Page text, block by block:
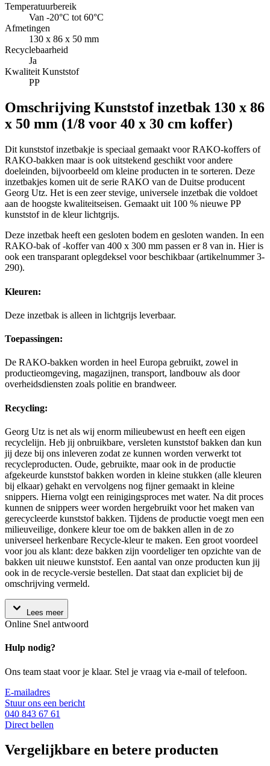
Temperatuurbereik
Van -20°C tot 60°C
Afmetingen
130 x 86 x 50 mm
Recyclebaarheid
Ja
Kwaliteit Kunststof
PP
Omschrijving Kunststof inzetbak 130 x 86
x 50 mm (1/8 voor 40 x 30 cm koffer)
Dit kunststof inzetbakje is speciaal gemaakt voor RAKO-koffers of
RAKO-bakken maar is ook uitstekend geschikt voor andere
doeleinden, bijvoorbeeld om kleine producten in te sorteren. Deze
inzetbakjes komen uit de serie RAKO van de Duitse producent
Georg Utz. Het is een zeer stevige, universele inzetbak die voldoet
aan de hoogste kwaliteitseisen. Gemaakt uit 100 % nieuwe PP
kunststof in de kleur lichtgrijs.
Deze inzetbak heeft een gesloten bodem en gesloten wanden. In een
RAKO-bak of -koffer van 400 x 300 mm passen er 8 van in. Hier is
ook een transparant oplegdeksel voor beschikbaar (artikelnummer 3-
290).
Kleuren:
Deze inzetbak is alleen in lichtgrijs leverbaar.
Toepassingen:
De RAKO-bakken worden in heel Europa gebruikt, zowel in
productieomgeving, magazijnen, transport, landbouw als door
overheidsdiensten zoals politie en brandweer.
Recycling:
Georg Utz is net als wij enorm milieubewust en heeft een eigen
recyclelijn. Heb jij onbruikbare, versleten kunststof bakken dan kun
jij deze bij ons inleveren zodat ze kunnen worden verwerkt tot
recycleproducten. Oude, gebruikte, maar ook in de productie
afgekeurde kunststof bakken worden in kleine stukken (alle kleuren
bij elkaar) gehakt en vervolgens nog fijner gemaakt in kleine
snippers. Hierna volgt een reinigingsproces met water. Na dit proces
kunnen de snippers weer worden hergebruikt voor het maken van
gerecycleerde kunststof bakken. Tijdens de productie voegt men een
milieuveilige, donkere kleur toe om de bakken allen in de zo
universeel herkenbare Recycle-kleur te maken. Een groot voordeel
voor jou als klant: deze bakken zijn voordeliger ten opzichte van de
bakken uit nieuwe kunststof. Een aantal van onze producten kun jij
ook in de recycle-versie bestellen. Dat staat dan expliciet bij de
omschrijving vermeld.
Lees meer
Online Snel antwoord
Hulp nodig?
Ons team staat voor je klaar. Stel je vraag via e-mail of telefoon.
E-mailadres
Stuur ons een bericht
040 843 67 61
Direct bellen
Vergelijkbare en betere producten